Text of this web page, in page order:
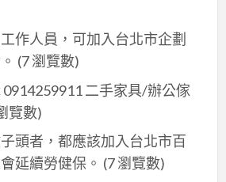
作人員，可加入台北市企劃
(7 瀏覽數)
二手家具/辦公傢
覽數)
頭者，都應該加入台北市百
延續勞健保。 (7 瀏覽數)